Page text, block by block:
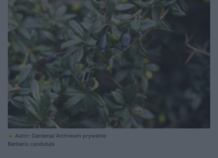
Autor: Gardena/ Archiwum prywatne
Berberis candidula